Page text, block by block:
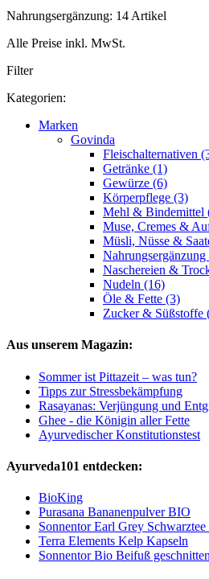
Nahrungsergänzung: 14 Artikel
Alle Preise inkl. MwSt.
Filter
Kategorien:
Marken
Govinda
Fleischalternativen
Getränke (1)
Gewürze (6)
Körperpflege (3)
Mehl & Bindemittel
Muse, Cremes &
Müsli, Nüsse &
Nahrungsergänzung
Naschereien &
Nudeln (16)
Öle & Fette (3)
Zucker & Süßstoffe
Aus unserem Magazin:
Sommer ist Pittazeit – was tun?
Tipps zur Stressbekämpfung
Rasayanas: Verjüngung und
Ghee - die Königin aller Fette
Ayurvedischer Konstitutionstest
Ayurveda101 entdecken:
BioKing
Purasana Bananenpulver BIO
Sonnentor Earl Grey
Terra Elements Kelp Kapseln
Sonnentor Bio Beifuß geschnitten